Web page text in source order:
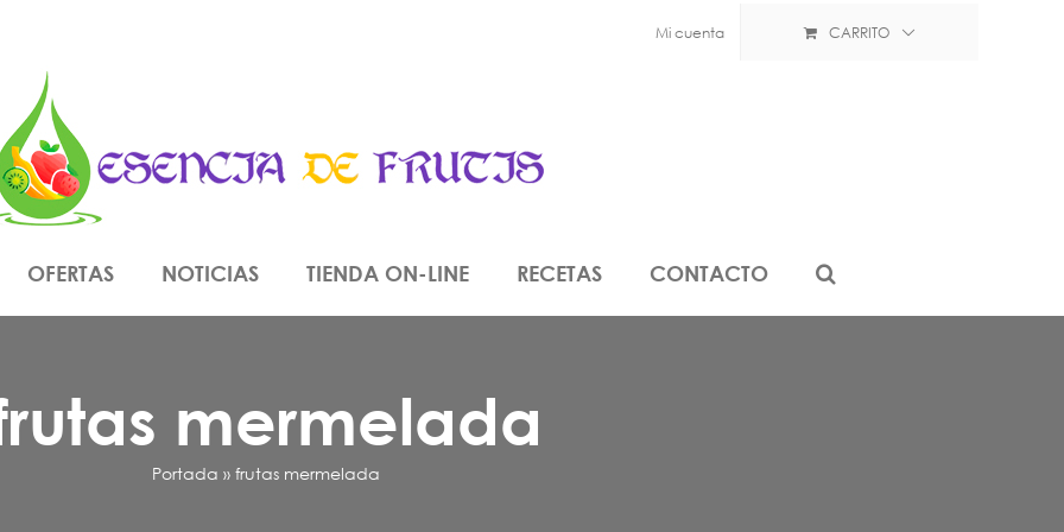
Mi cuenta CARRITO
OFERTAS NOTICIAS TIENDA ON-LINE RECETAS CONTACTO
mermelada
Portada » frutas mermelada